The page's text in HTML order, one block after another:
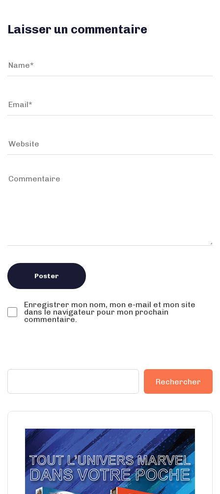
Laisser un commentaire
Enregistrer mon nom, mon e-mail et mon site
dans le navigateur pour mon prochain
commentaire.
Rechercher
Rechercher